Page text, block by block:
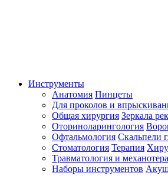
Инструменты
Анатомия Пинцеты
Для проколов и
Общая хирургия Зеркала
Оториноларингология
Офтальмология Скальпели
Стоматология Терапия
Травматология и
Наборы инструментов